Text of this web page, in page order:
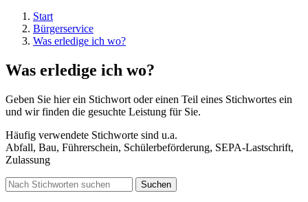
Start
Bürgerservice
Was erledige ich wo?
Was erledige ich wo?
Geben Sie hier ein Stichwort oder einen Teil eines Stichwortes ein
und wir finden die gesuchte Leistung für Sie.
Häufig verwendete Stichworte sind u.a.
Abfall, Bau, Führerschein, Schülerbeförderung, SEPA-Lastschrift,
Zulassung
Suchen